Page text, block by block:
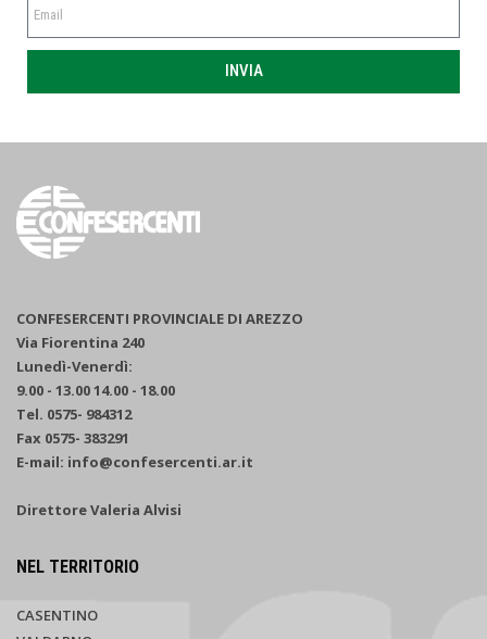
INVIA
CONFESERCENTI PROVINCIALE DI AREZZO
Via Fiorentina 240
Lunedì-Venerdì:
9.00 - 13.00 14.00 - 18.00
Tel. 0575- 984312
Fax 0575- 383291
E-mail: info@confesercenti.ar.it
Direttore Valeria Alvisi
NEL TERRITORIO
CASENTINO